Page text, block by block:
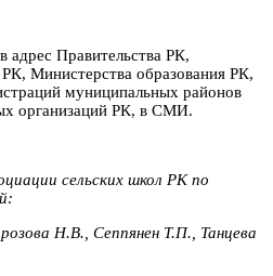
адрес Правительства РК,
Министерства образования РК,
муниципальных районов
организаций РК, в СМИ.
сельских школ РК по
Н.В., Сеппянен Т.П., Танцева